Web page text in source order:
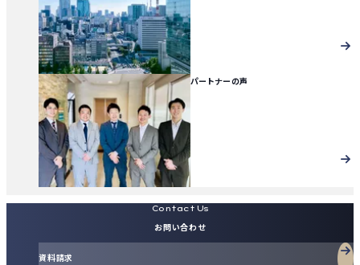
パートナーの声
Contact Us
お問い合わせ
資料請求